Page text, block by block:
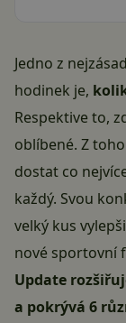
Jedno z
hodinek je,
Respektive to,
oblíbené. Z
dostat co
každý. Svou
velký kus
nové sportovní
Update
a pokrývá 6